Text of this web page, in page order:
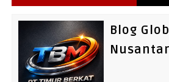
Blog